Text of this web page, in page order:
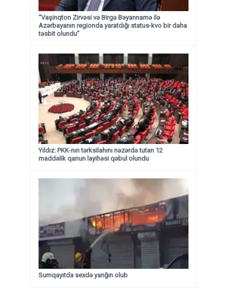
“Vaşinqton Zirvəsi və Birgə Bəyannamə ilə
Azərbayanın regionda yaratdığı status-kvo bir daha
təsbit olundu”
Yıldız: PKK-nın tərksilahını nəzərdə tutan 12
maddəlik qanun layihəsi qəbul olundu ​​​​​​​
Sumqayıtda sexdə yanğın olub